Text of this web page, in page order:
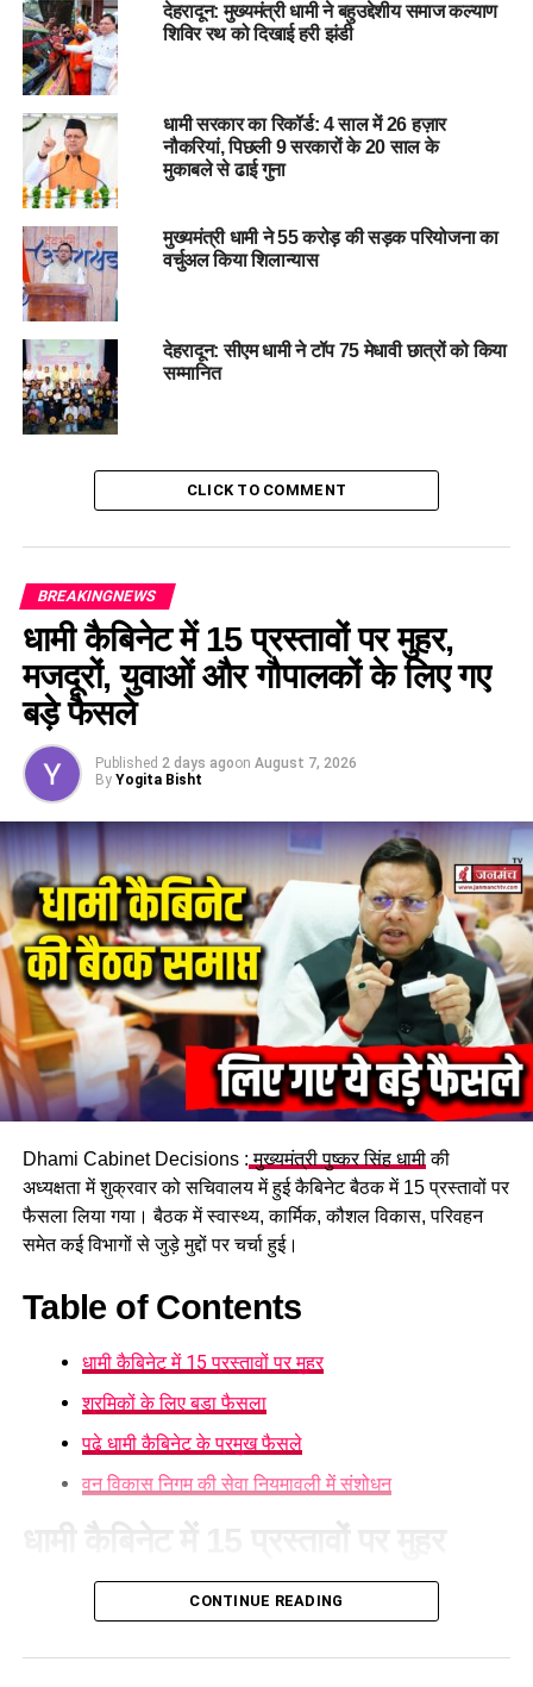
RELATED TOPICS:
CHIEF MINISTER
CHIEF MINISTER PUSHKAR SINGH DHAMI
INDUSTRIAL GROWTH
UP NEXT
डीएम सविन बंसल का पहला मसूरी दौरा: शटल सेवा की तैयारी में जुटे
अधिकारी…
खतरे की घंटी: रेलवे ट्रैक पर कैसे पहुंचा सरिया? जांच में जुटी
पुलिस…
देहरादून: मुख्यमंत्री धामी ने बहुउद्देशीय समाज कल्याण
शिविर रथ को दिखाई हरी झंडी
धामी सरकार का रिकॉर्ड: 4 साल में 26 हज़ार
नौकरियां, पिछली 9 सरकारों के 20 साल के
मुकाबले से ढाई गुना
मुख्यमंत्री धामी ने 55 करोड़ की सड़क परियोजना का
वर्चुअल किया शिलान्यास
देहरादून: सीएम धामी ने टॉप 75 मेधावी छात्रों को किया
सम्मानित
CLICK TO COMMENT
BREAKINGNEWS
धामी कैबिनेट में 15 प्रस्तावों पर मुहर,
मजदूरों, युवाओं और गौपालकों के लिए गए
बड़े फैसले
Published 2 days agoon August 7, 2026
By Yogita Bisht
Dhami Cabinet Decisions : मुख्यमंत्री पुष्कर सिंह धामीकी
अध्यक्षता में शुक्रवार को सचिवालय में हुई कैबिनेट बैठक में 15 प्रस्तावों पर
फैसला लिया गया। बैठक में स्वास्थ्य, कार्मिक, कौशल विकास, परिवहन
समेत कई विभागों से जुड़े मुद्दों पर चर्चा हुई।
Table of Contents
धामी कैबिनेट में 15 प्रस्तावों पर मुहर
श्रमिकों के लिए बड़ा फैसला
पढ़े धामी कैबिनेट के प्रमुख फैसले
वन विकास निगम की सेवा नियमावली में संशोधन
आज हुई कैबिनेट की बैठक में 15 प्रस्तावों पर मुहर लगी है। कैबिनेट ने
गोपालन योजना में सामान्य वर्ग को भी शामिल करने का निर्णय लिया है।
CONTINUE READING